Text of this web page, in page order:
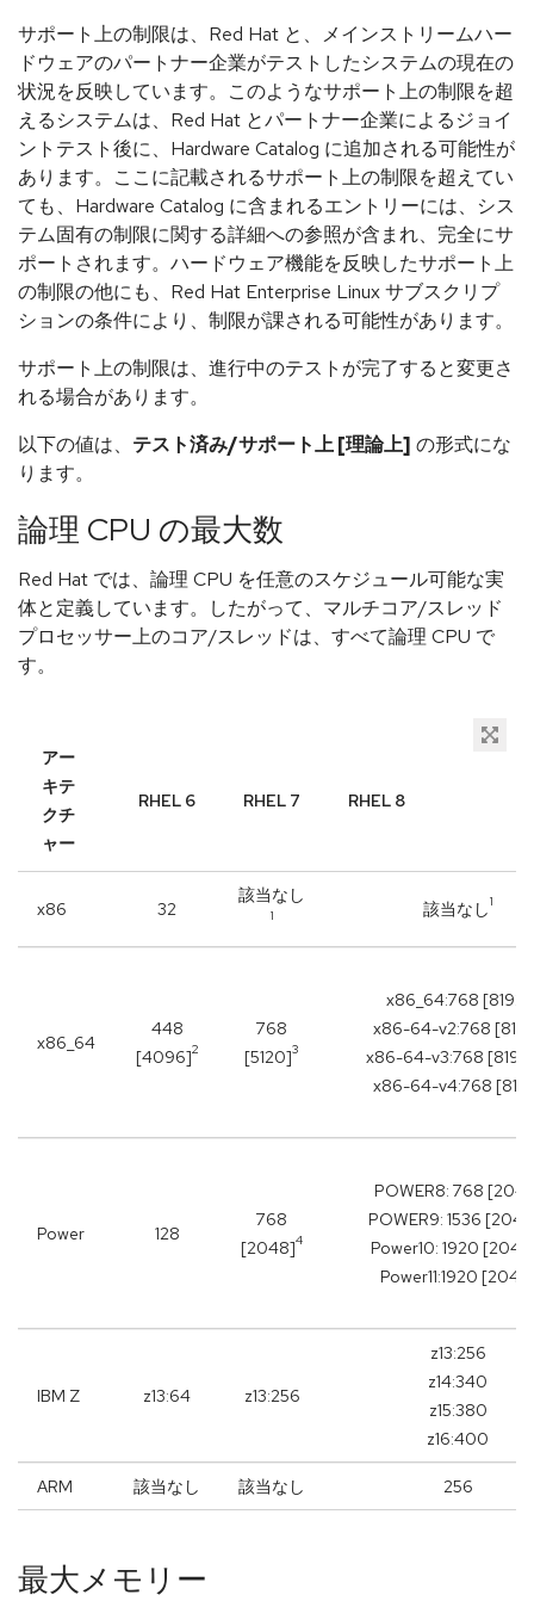
サポート上の制限は、Red Hat と、メインストリームハー
ドウェアのパートナー企業がテストしたシステムの現在の
状況を反映しています。このようなサポート上の制限を超
えるシステムは、Red Hat とパートナー企業によるジョイ
ントテスト後に、Hardware Catalog に追加される可能性が
あります。ここに記載されるサポート上の制限を超えてい
ても、Hardware Catalog に含まれるエントリーには、シス
テム固有の制限に関する詳細への参照が含まれ、完全にサ
ポートされます。ハードウェア機能を反映したサポート上
の制限の他にも、Red Hat Enterprise Linux サブスクリプ
ションの条件により、制限が課される可能性があります。
サポート上の制限は、進行中のテストが完了すると変更さ
れる場合があります。
以下の値は、 テスト済み/サポート上 [理論上] の形式にな
ります。
論理 CPU の最大数
Red Hat では、論理 CPU を任意のスケジュール可能な実
体と定義しています。したがって、マルチコア/スレッド
プロセッサー上のコア/スレッドは、すべて論理 CPU で
す。
アー
キテ
クチ
ャー
RHEL 6 RHEL 7 RHEL 8
x86 32
該当なし
1 該当なし1
x86_64
448
[4096]2
768
[5120]3
x86_64:768 [8192]
x86-64-v2:768
x86-64-v3:768 [8192]
x86-64-v4:768
Power 128
768
[2048]4
POWER8: 768
POWER9: 1536
Power10: 1920
Power11:1920
IBM Z z13:64 z13:256
z13:256
z14:340
z15:380
z16:400
ARM 該当なし 該当なし 256
最大メモリー